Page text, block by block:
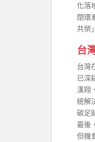
化落
閉環
共榮
台
台灣
已深
漢翔
統解
碳足
最後
但機